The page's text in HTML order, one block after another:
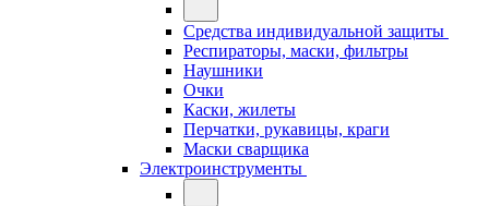
Средства индивидуальной защиты
Респираторы, маски, фильтры
Наушники
Очки
Каски, жилеты
Перчатки, рукавицы, краги
Маски сварщика
Электроинструменты